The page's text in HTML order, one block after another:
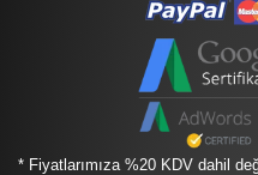
* Fiyatlarımıza %20 KDV dahil